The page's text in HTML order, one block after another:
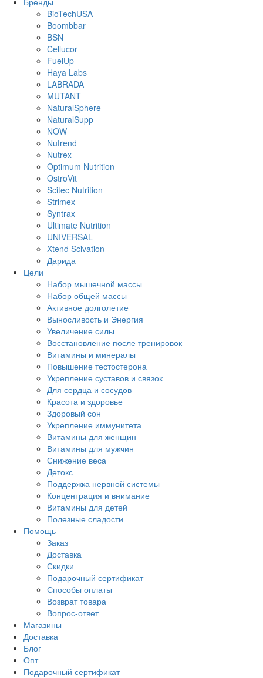
BioTechUSA
Boombbar
BSN
Cellucor
FuelUp
Haya Labs
LABRADA
MUTANT
NaturalSphere
NaturalSupp
NOW
Nutrend
Nutrex
Optimum Nutrition
OstroVit
Scitec Nutrition
Strimex
Syntrax
Ultimate Nutrition
UNIVERSAL
Xtend Scivation
Дарида
Цели
Набор мышечной массы
Набор общей массы
Активное долголетие
Выносливость и Энергия
Увеличение силы
Восстановление после тренировок
Витамины и минералы
Повышение тестостерона
Укрепление суставов и связок
Для сердца и сосудов
Красота и здоровье
Здоровый сон
Укрепление иммунитета
Витамины для женщин
Витамины для мужчин
Снижение веса
Детокс
Поддержка нервной системы
Концентрация и внимание
Витамины для детей
Полезные сладости
Помощь
Заказ
Доставка
Скидки
Подарочный сертификат
Способы оплаты
Возврат товара
Вопрос-ответ
Магазины
Доставка
Блог
Опт
Подарочный сертификат